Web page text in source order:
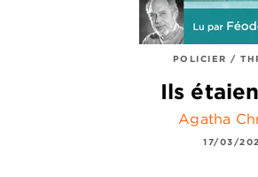
POLICIER /
Ils
Agatha
17/03/